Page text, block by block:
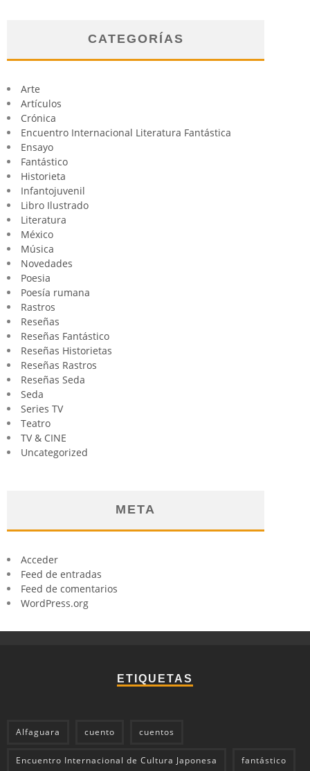
CATEGORÍAS
Arte
Artículos
Crónica
Encuentro Internacional Literatura Fantástica
Ensayo
Fantástico
Historieta
Infantojuvenil
Libro Ilustrado
Literatura
México
Música
Novedades
Poesia
Poesía rumana
Rastros
Reseñas
Reseñas Fantástico
Reseñas Historietas
Reseñas Rastros
Reseñas Seda
Seda
Series TV
Teatro
TV & CINE
Uncategorized
META
Acceder
Feed de entradas
Feed de comentarios
WordPress.org
ETIQUETAS
Alfaguara cuento cuentos
Encuentro Internacional de Cultura Japonesa fantástico